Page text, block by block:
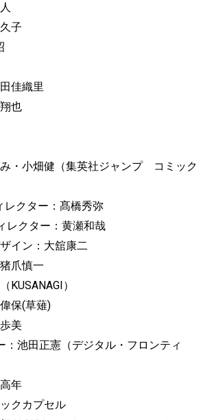
子
佳織里
也
・小畑健（集英社ジャンプ コミック
レクター：髙橋秀弥
レクター：黄瀬和哉
イン：大舘康二
爪慎一
KUSANAGI）
保(草薙)
美
：池田正憲（デジタル・フロンティ
年
クカプセル